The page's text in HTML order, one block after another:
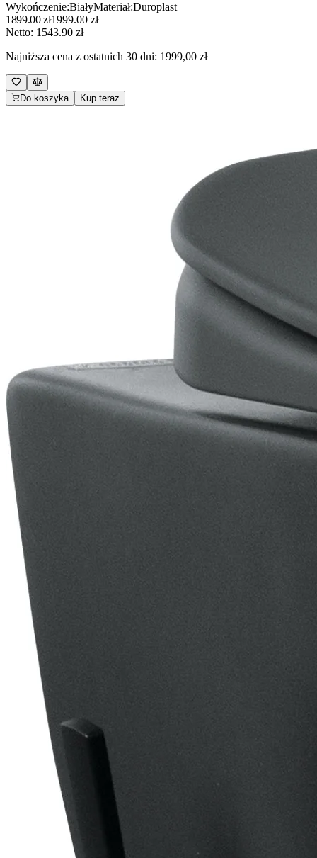
Wykończenie:BiałyMateriał:Duroplast
1899.00zł1999.00zł
Netto: 1543.90 zł
Najniższa cena z ostatnich 30 dni: 1999,00 zł
Do koszyka Kup teraz